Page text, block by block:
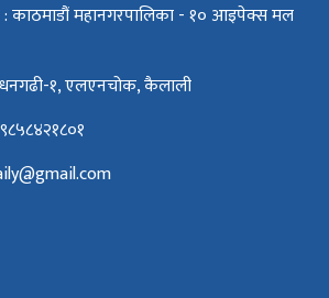
: काठमाडौं महानगरपालिका - १० आइपेक्स मल
धनगढी-१, एलएनचोक, कैलाली